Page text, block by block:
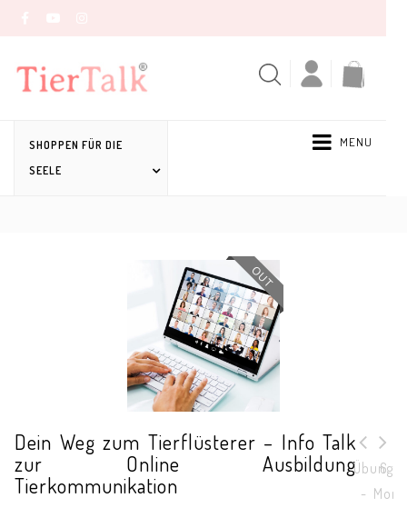
SHOPPEN FÜR DIE
SEELE
MENU
OUT
OUT
Dein Weg zum Tierflüsterer – Info Talk
zur Online Ausbildung
Tierkommunikation
-
6